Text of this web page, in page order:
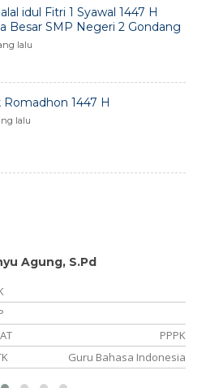
idul Fitri 1 Syawal 1447 H
Besar SMP Negeri 2 Gondang
lalu
1447 H
lalu
Agung, S.Pd
PPPK
Guru Bahasa Indonesia